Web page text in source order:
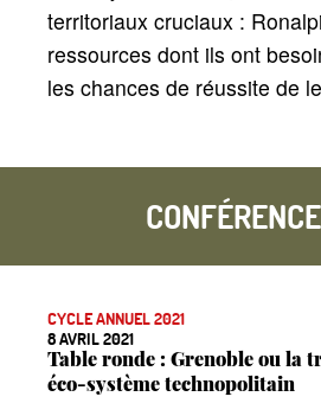
territoriaux cruciaux :
ressources dont ils ont
les chances de réussite de
CYCLE ANNUEL 2021
8 AVRIL 2021
Table ronde : Grenoble ou la
éco-système technopolitain